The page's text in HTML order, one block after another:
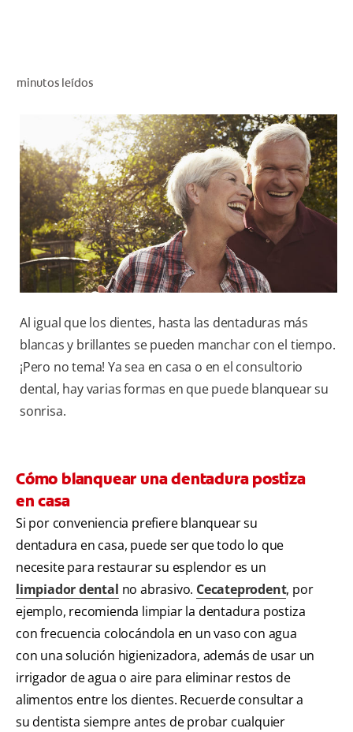
CUPONES
DÓNDE COMPRAR
BO (ES)
SUSCRÍBETE
minutos leídos
Al igual que los dientes, hasta las dentaduras más
blancas y brillantes se pueden manchar con el tiempo.
¡Pero no tema! Ya sea en casa o en el consultorio
dental, hay varias formas en que puede blanquear su
sonrisa.
Cómo blanquear una dentadura postiza
en casa
Si por conveniencia prefiere blanquear su
dentadura en casa, puede ser que todo lo que
necesite para restaurar su esplendor es un
limpiador dental no abrasivo. Cecateprodent, por
ejemplo, recomienda limpiar la dentadura postiza
con frecuencia colocándola en un vaso con agua
con una solución higienizadora, además de usar un
irrigador de agua o aire para eliminar restos de
alimentos entre los dientes. Recuerde consultar a
su dentista siempre antes de probar cualquier